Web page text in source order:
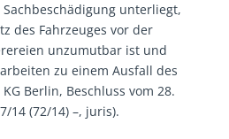
unterliegt,
des Fahrzeuges vor der
unzumutbar ist und
zu einem Ausfall des
Berlin, Beschluss vom 28.
14 (72/14) –, juris).